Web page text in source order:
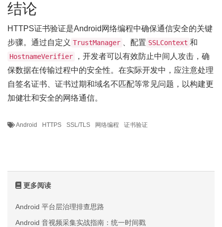
结论
HTTPS证书验证是Android网络编程中确保通信安全的关键
步骤。通过自定义 TrustManager 、配置 SSLContext 和
HostnameVerifier
，开发者可以有效防止中间人攻击，确
保数据在传输过程中的安全性。在实际开发中，应注意处理
自签名证书、证书过期和域名不匹配等常见问题，以构建更
加健壮和安全的网络通信。
Android HTTPS SSL/TLS 网络编程 证书验证
更多阅读
Android 平台层治理排查思路
Android 音视频采集实战指南：统一时间戳